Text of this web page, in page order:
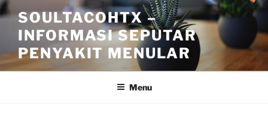
Skip
to
content
SOULTACOHTX –
INFORMASI SEPUTAR
PENYAKIT MENULAR
Menu